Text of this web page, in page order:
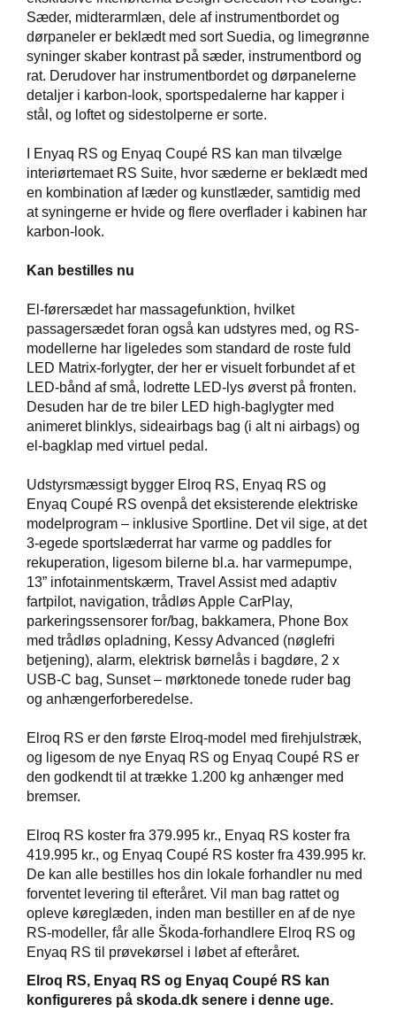
Sæder, midterarmlæn, dele af instrumentbordet og
dørpaneler er beklædt med sort Suedia, og limegrønne
syninger skaber kontrast på sæder, instrumentbord og
rat. Derudover har instrumentbordet og dørpanelerne
detaljer i karbon-look, sportspedalerne har kapper i
stål, og loftet og sidestolperne er sorte.
I Enyaq RS og Enyaq Coupé RS kan man tilvælge
interiørtemaet RS Suite, hvor sæderne er beklædt med
en kombination af læder og kunstlæder, samtidig med
at syningerne er hvide og flere overflader i kabinen har
karbon-look.
Kan bestilles nu
El-førersædet har massagefunktion, hvilket
passagersædet foran også kan udstyres med, og RS-
modellerne har ligeledes som standard de roste fuld
LED Matrix-forlygter, der her er visuelt forbundet af et
LED-bånd af små, lodrette LED-lys øverst på fronten.
Desuden har de tre biler LED high-baglygter med
animeret blinklys, sideairbags bag (i alt ni airbags) og
el-bagklap med virtuel pedal.
Udstyrsmæssigt bygger Elroq RS, Enyaq RS og
Enyaq Coupé RS ovenpå det eksisterende elektriske
modelprogram – inklusive Sportline. Det vil sige, at det
3-egede sportslæderrat har varme og paddles for
rekuperation, ligesom bilerne bl.a. har varmepumpe,
13” infotainmentskærm, Travel Assist med adaptiv
fartpilot, navigation, trådløs Apple CarPlay,
parkeringssensorer for/bag, bakkamera, Phone Box
med trådløs opladning, Kessy Advanced (nøglefri
betjening), alarm, elektrisk børnelås i bagdøre, 2 x
USB-C bag, Sunset – mørktonede tonede ruder bag
og anhængerforberedelse.
Elroq RS er den første Elroq-model med firehjulstræk,
og ligesom de nye Enyaq RS og Enyaq Coupé RS er
den godkendt til at trække 1.200 kg anhænger med
bremser.
Elroq RS koster fra 379.995 kr., Enyaq RS koster fra
419.995 kr., og Enyaq Coupé RS koster fra 439.995 kr.
De kan alle bestilles hos din lokale forhandler nu med
forventet levering til efteråret. Vil man bag rattet og
opleve køreglæden, inden man bestiller en af de nye
RS-modeller, får alle Škoda-forhandlere Elroq RS og
Enyaq RS til prøvekørsel i løbet af efteråret.
Elroq RS, Enyaq RS og Enyaq Coupé RS kan
konfigureres på skoda.dk senere i denne uge.